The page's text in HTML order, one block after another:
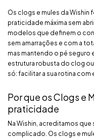
Os clogs e mules da Wishin
praticidade máxima sem
modelos que definem o
sem amarrações e com a
mas mantendo o pé seguro
estrutura robusta do clog
só: facilitar a sua rotina com
Por que os Clogs e
praticidade
Na Wishin, acreditamos
complicado. Os clogs e